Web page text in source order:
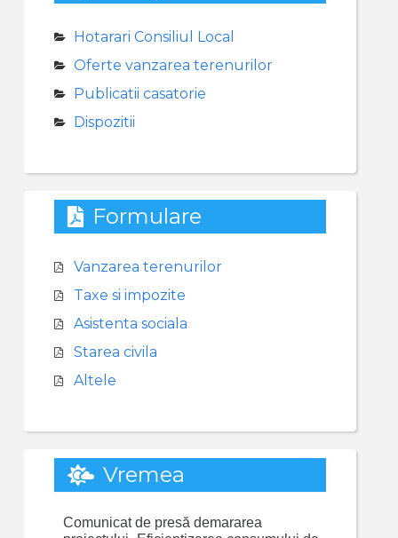
Hotarari Consiliul Local
Oferte vanzarea terenurilor
Publicatii casatorie
Dispozitii
Formulare
Vanzarea terenurilor
Taxe si impozite
Asistenta sociala
Starea civila
Altele
Vremea
Comunicat de presă demararea